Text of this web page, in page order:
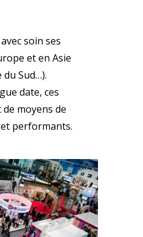
soin ses
et en Asie
du Sud…).
date, ces
moyens de
performants.